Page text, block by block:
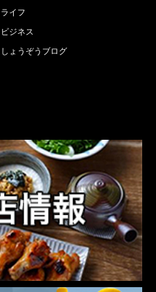
ライフ
ビジネス
しょうぞうブログ